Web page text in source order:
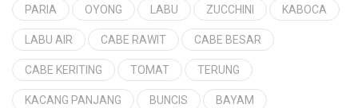
PARIA OYONG LABU ZUCCHINI KABOCA
LABU AIR CABE RAWIT CABE BESAR
CABE KERITING TOMAT TERUNG
KACANG PANJANG BUNCIS BAYAM